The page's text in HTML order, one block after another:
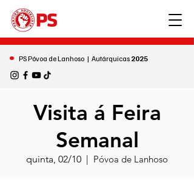
• PS Póvoa de Lanhoso | Autárquicas 2025
Visita á Feira
Semanal
quinta, 02/10
  |
Póvoa de Lanhoso